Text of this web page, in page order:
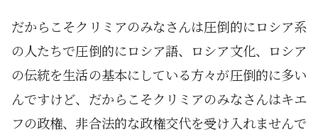
だからこそクリミアのみなさんは圧倒的にロシア系
の人たちで圧倒的にロシア語、ロシア文化、ロシア
の伝統を生活の基本にしている方々が圧倒的に多い
んですけど、だからこそクリミアのみなさんはキエ
フの政権、非合法的な政権交代を受け入れませんで